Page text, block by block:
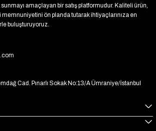
amaçlayan bir satış platformudur. Kaliteli ürün,
ön planda tutarak ihtiyaçlarınıza en
buluşturuyoruz.
Cad. Pınarlı Sokak No:13/A Ümraniye/İstanbul